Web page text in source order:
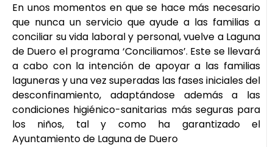
En unos momentos en que se hace más necesario
que nunca un servicio que ayude a las familias a
conciliar su vida laboral y personal, vuelve a Laguna
de Duero el programa ‘Conciliamos’. Este se llevará
a cabo con la intención de apoyar a las familias
laguneras y una vez superadas las fases iniciales del
desconfinamiento, adaptándose además a las
condiciones higiénico-sanitarias más seguras para
los niños, tal y como ha garantizado el
Ayuntamiento de Laguna de Duero